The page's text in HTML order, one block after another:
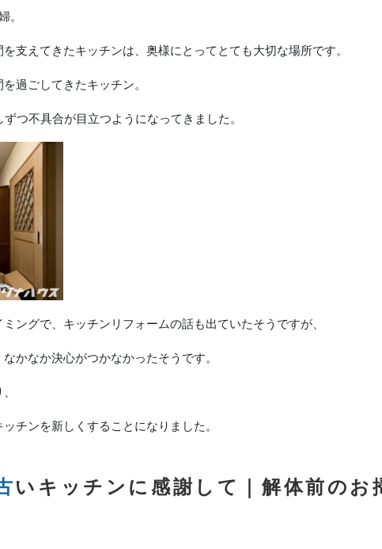
。
支えてきたキッチンは、奥様にとってとても大切な場所です。
過ごしてきたキッチン。
つ不具合が目立つようになってきました。
ングで、キッチンリフォームの話も出ていたそうですが、
かなか決心がつかなかったそうです。
チンを新しくすることになりました。
古いキッチンに感謝して｜解体前のお